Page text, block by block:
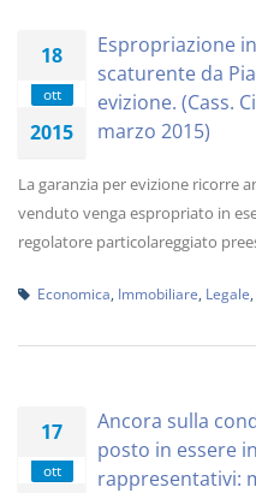
18
ott
2015
Espropriazione
scaturente da
evizione. (Cass.
marzo 2015)
La garanzia per evizione ricorre
venduto venga espropriato in
regolatore particolareggiato
Economica Immobiliare Legale
17
ott
Ancora sulla
posto in essere
rappresentativi: